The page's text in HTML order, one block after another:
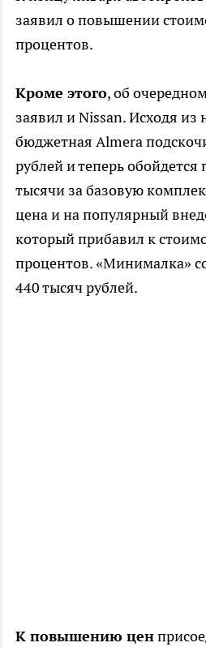
заявил о повышении
процентов.
Кроме этого, об
заявил и Nissan. Исходя из
бюджетная Almera
рублей и теперь
тысячи за базовую
цена и на популярный
который прибавил к
процентов. «Минималка»
440 тысяч рублей.
К повышению цен